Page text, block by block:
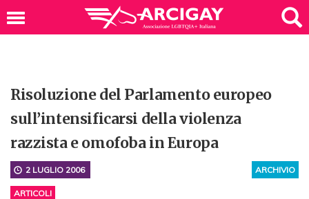
Risoluzione del Parlamento europeo
sull’intensificarsi della violenza
razzista e omofoba in Europa
ARCHIVIO
2 LUGLIO 2006
ARTICOLI